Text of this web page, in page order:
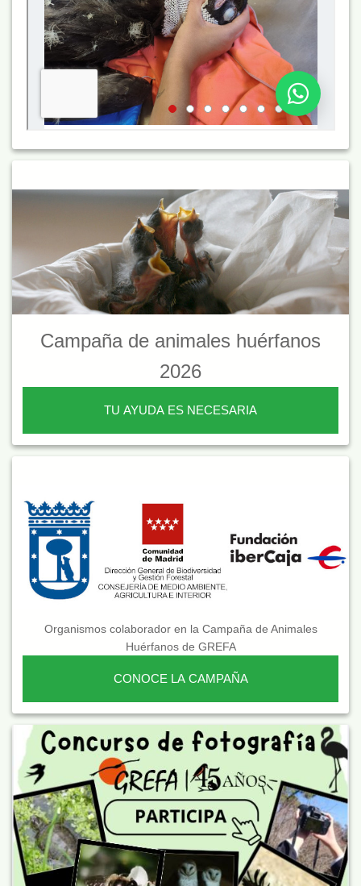
Campaña de animales huérfanos
2026
TU AYUDA ES NECESARIA
Organismos colaborador en la Campaña de Animales
Huérfanos de GREFA
CONOCE LA CAMPAÑA